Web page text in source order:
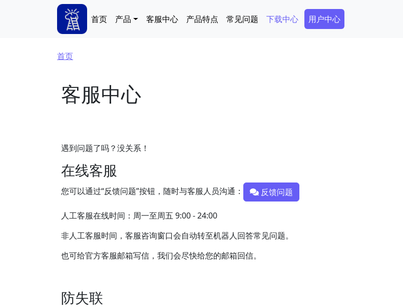
Main navigation
首页 产品 客服中心 产品特点 常见问题 下载中心 Secondary Menu
用户中心
面包屑
首页
客服中心
遇到问题了吗？没关系！
在线客服
您可以通过“反馈问题”按钮，随时与客服人员沟通： 反馈问题
人工客服在线时间：周一至周五 9:00 - 24:00
非人工客服时间，客服咨询窗口会自动转至机器人回答常见问题。
也可给官方客服邮箱写信，我们会尽快给您的邮箱回信。
防失联